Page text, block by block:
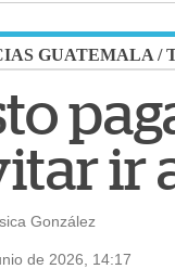
GUATEMALA /
ir
González
de 2026, 14:17